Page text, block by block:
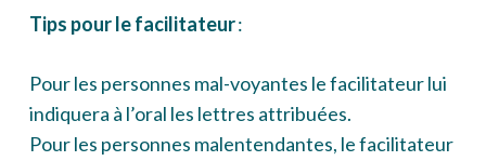
Tips pour le facilitateur:
Pour les personnes mal-voyantes le facilitateur lui
indiquera à l’oral les lettres attribuées.
Pour les personnes malentendantes, le facilitateur